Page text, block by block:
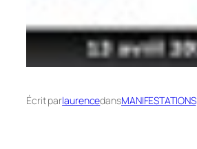
Écrit parlaurencedansMANIFESTATIONS